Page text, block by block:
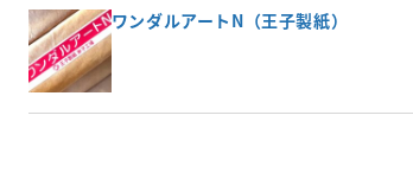
ワンダルアートN（王子製紙）